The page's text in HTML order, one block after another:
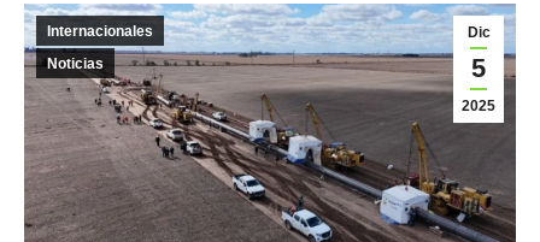
Dic
5
2025
Internacionales
Noticias